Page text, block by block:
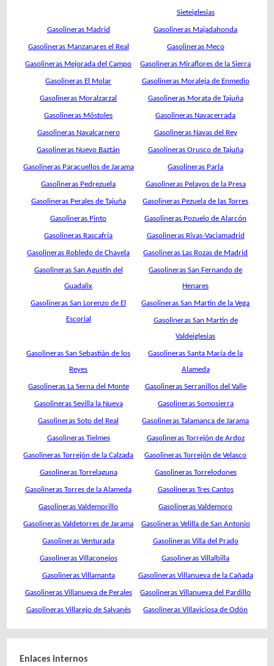
Sieteiglesias
Gasolineras Madrid Gasolineras Majadahonda
Gasolineras Manzanares el Real Gasolineras Meco
Gasolineras Mejorada del Campo Gasolineras Miraflores de la Sierra
Gasolineras El Molar Gasolineras Moraleja de Enmedio
Gasolineras Moralzarzal Gasolineras Morata de Tajuña
Gasolineras Móstoles Gasolineras Navacerrada
Gasolineras Navalcarnero Gasolineras Navas del Rey
Gasolineras Nuevo Baztán Gasolineras Orusco de Tajuña
Gasolineras Paracuellos de Jarama Gasolineras Parla
Gasolineras Pedrezuela Gasolineras Pelayos de la Presa
Gasolineras Perales de Tajuña Gasolineras Pezuela de las Torres
Gasolineras Pinto Gasolineras Pozuelo de Alarcón
Gasolineras Rascafría Gasolineras Rivas-Vaciamadrid
Gasolineras Robledo de Chavela Gasolineras Las Rozas de Madrid
Gasolineras San Agustín del
Guadalix
Gasolineras San Fernando de
Henares
Gasolineras San Lorenzo de El
Escorial
Gasolineras San Martín de la Vega
Gasolineras San Martín de
Valdeiglesias
Gasolineras San Sebastián de los
Reyes
Gasolineras Santa María de la
Alameda
Gasolineras La Serna del Monte Gasolineras Serranillos del Valle
Gasolineras Sevilla la Nueva Gasolineras Somosierra
Gasolineras Soto del Real Gasolineras Talamanca de Jarama
Gasolineras Tielmes Gasolineras Torrejón de Ardoz
Gasolineras Torrejón de la Calzada Gasolineras Torrejón de Velasco
Gasolineras Torrelaguna Gasolineras Torrelodones
Gasolineras Torres de la Alameda Gasolineras Tres Cantos
Gasolineras Valdemorillo Gasolineras Valdemoro
Gasolineras Valdetorres de Jarama Gasolineras Velilla de San Antonio
Gasolineras Venturada Gasolineras Villa del Prado
Gasolineras Villaconejos Gasolineras Villalbilla
Gasolineras Villamanta Gasolineras Villanueva de la Cañada
Gasolineras Villanueva de Perales Gasolineras Villanueva del Pardillo
Gasolineras Villarejo de Salvanés Gasolineras Villaviciosa de Odón
Enlaces internos